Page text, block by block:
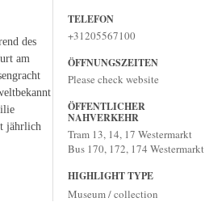
des
am
jährlich
TELEFON
+31205567100
ÖFFNUNGSZEITEN
Please check website
ÖFFENTLICHER
NAHVERKEHR
Tram 13, 14, 17 Westermarkt
Bus 170, 172, 174 Westermarkt
HIGHLIGHT TYPE
Museum / collection